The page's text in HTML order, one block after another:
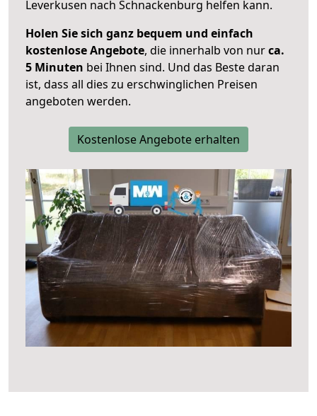
Leverkusen nach Schnackenburg helfen kann.
Holen Sie sich ganz bequem und einfach
kostenlose Angebote, die innerhalb von nurca.
5 Minuten bei Ihnen sind. Und das Beste daran
ist, dass all dies zu erschwinglichen Preisen
angeboten werden.
Kostenlose Angebote erhalten